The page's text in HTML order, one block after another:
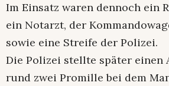
Im Einsatz waren dennoch ein
ein Notarzt, der
sowie eine Streife der Polizei.
Die Polizei stellte später einen
rund zwei Promille bei dem